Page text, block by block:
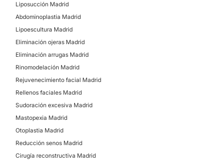
Liposucción Madrid
Abdominoplastia Madrid
Lipoescultura Madrid
Eliminación ojeras Madrid
Eliminación arrugas Madrid
Rinomodelación Madrid
Rejuvenecimiento facial Madrid
Rellenos faciales Madrid
Sudoración excesiva Madrid
Mastopexia Madrid
Otoplastia Madrid
Reducción senos Madrid
Cirugía reconstructiva Madrid